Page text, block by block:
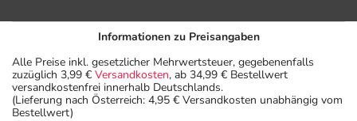
Informationen zu Preisangaben
Alle Preise inkl. gesetzlicher Mehrwertsteuer, gegebenenfalls
zuzüglich 3,99 € Versandkosten, ab 34,99 € Bestellwert
versandkostenfrei innerhalb Deutschlands.
(Lieferung nach Österreich: 4,95 € Versandkosten unabhängig vom
Bestellwert)